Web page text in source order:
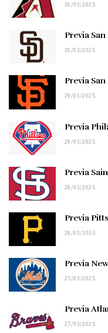
30/03/2025
Previa
30/03/2025
Previa
29/03/2025
Previa
29/03/2025
Previa
28/03/2025
Previa
28/03/2025
Previa
27/03/2025
Previa
27/03/2025